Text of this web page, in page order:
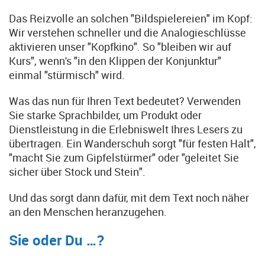
Das Reizvolle an solchen "Bildspielereien" im Kopf:
Wir verstehen schneller und die Analogieschlüsse
aktivieren unser "Kopfkino". So "bleiben wir auf
Kurs", wenn's "in den Klippen der Konjunktur"
einmal "stürmisch" wird.
Was das nun für Ihren Text bedeutet? Verwenden
Sie starke Sprachbilder, um Produkt oder
Dienstleistung in die Erlebniswelt Ihres Lesers zu
übertragen. Ein Wanderschuh sorgt "für festen Halt",
"macht Sie zum Gipfelstürmer" oder "geleitet Sie
sicher über Stock und Stein".
Und das sorgt dann dafür, mit dem Text noch näher
an den Menschen heranzugehen.
Sie oder Du …?